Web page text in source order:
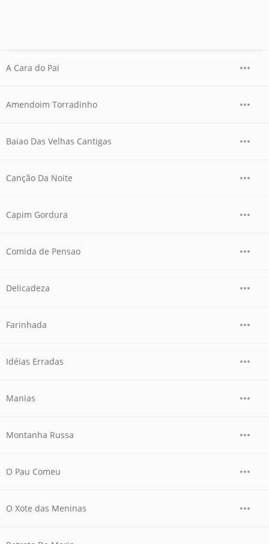
A Cara do Pai
Amendoim Torradinho
Baiao Das Velhas Cantigas
Canção Da Noite
Capim Gordura
Comida de Pensao
Delicadeza
Farinhada
Idéias Erradas
Manias
Montanha Russa
O Pau Comeu
O Xote das Meninas